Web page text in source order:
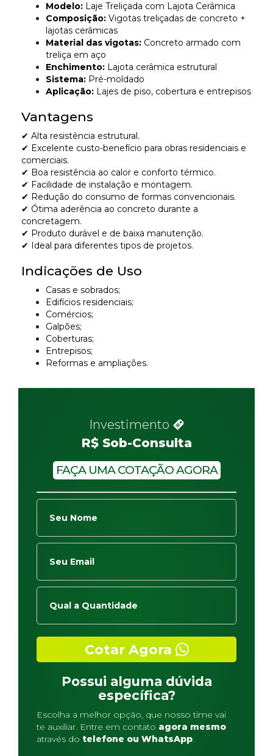
Modelo: Laje Treliçada com Lajota Cerâmica
Composição: Vigotas treliçadas de concreto +
lajotas cerâmicas
Material das vigotas: Concreto armado com
treliça em aço
Enchimento: Lajota cerâmica estrutural
Sistema: Pré-moldado
Aplicação: Lajes de piso, cobertura e entrepisos
Vantagens
✔ Alta resistência estrutural.
✔ Excelente custo-benefício para obras residenciais e
comerciais.
✔ Boa resistência ao calor e conforto térmico.
✔ Facilidade de instalação e montagem.
✔ Redução do consumo de formas convencionais.
✔ Ótima aderência ao concreto durante a
concretagem.
✔ Produto durável e de baixa manutenção.
✔ Ideal para diferentes tipos de projetos.
Indicações de Uso
Casas e sobrados;
Edifícios residenciais;
Comércios;
Galpões;
Coberturas;
Entrepisos;
Reformas e ampliações.
Investimento
R$ Sob-Consulta
FAÇA UMA COTAÇÃO AGORA
Cotar Agora
Possui alguma dúvida
específica?
Escolha a melhor opção, que nosso time vai
te auxiliar. Entre em contato agora mesmo
através do telefone ou WhatsApp.